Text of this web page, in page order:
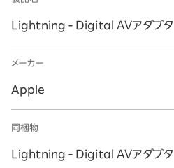
Lightning - Digital AVアダプタ
メーカー
Apple
同梱物
Lightning - Digital AVアダプタ